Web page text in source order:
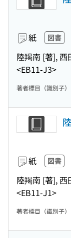
紙 図書
陸羯南 [著], 西
<EB11-J3>
著者標目（識別子）
紙 図書
陸羯南 [著], 西
<EB11-J1>
著者標目（識別子）